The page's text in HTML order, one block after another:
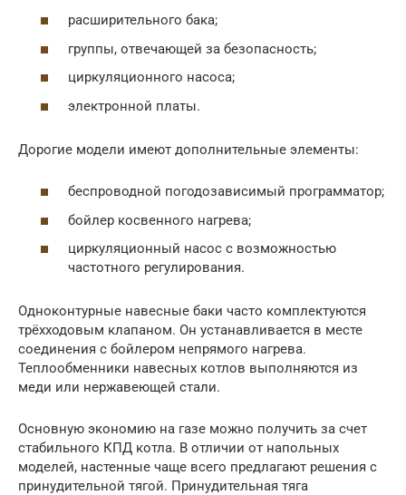
расширительного бака;
группы, отвечающей за безопасность;
циркуляционного насоса;
электронной платы.
Дорогие модели имеют дополнительные элементы:
беспроводной погодозависимый программатор;
бойлер косвенного нагрева;
циркуляционный насос с возможностью
частотного регулирования.
Одноконтурные навесные баки часто комплектуются
трёхходовым клапаном. Он устанавливается в месте
соединения с бойлером непрямого нагрева.
Теплообменники навесных котлов выполняются из
меди или нержавеющей стали.
Основную экономию на газе можно получить за счет
стабильного КПД котла. В отличии от напольных
моделей, настенные чаще всего предлагают решения с
принудительной тягой. Принудительная тяга